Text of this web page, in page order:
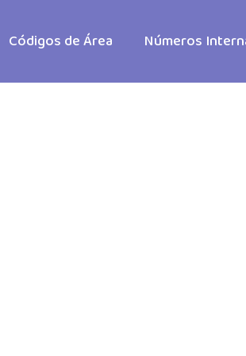
Códigos de Área Números